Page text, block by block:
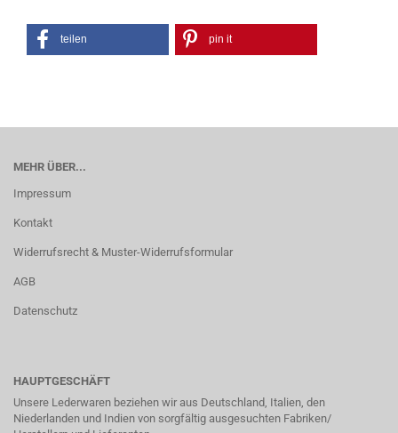
teilen pin it
MEHR ÜBER...
Impressum
Kontakt
Widerrufsrecht & Muster-Widerrufsformular
AGB
Datenschutz
HAUPTGESCHÄFT
Unsere Lederwaren beziehen wir aus Deutschland, Italien, den
Niederlanden und Indien von sorgfältig ausgesuchten Fabriken/